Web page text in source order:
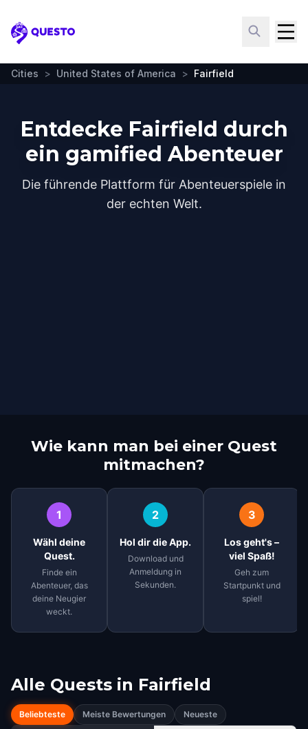
Questo
Cities > United States of America > Fairfield
Entdecke Fairfield durch
ein gamified Abenteuer
Die führende Plattform für Abenteuerspiele in
der echten Welt.
Wie kann man bei einer Quest
mitmachen?
1
Wähl deine
Quest.
Finde ein
Abenteuer, das
deine Neugier
weckt.
2
Hol dir die App.
Download und
Anmeldung in
Sekunden.
3
Los geht's –
viel Spaß!
Geh zum
Startpunkt und
spiel!
Alle Quests in Fairfield
Beliebteste Meiste Bewertungen
Neueste